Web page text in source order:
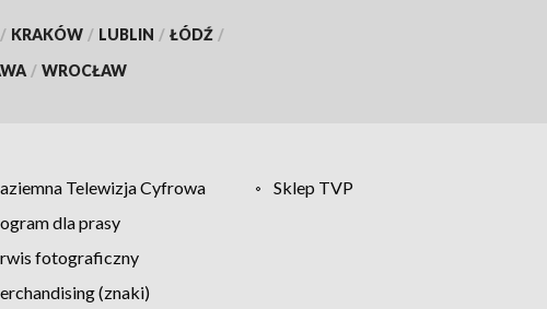
/ KRAKÓW / LUBLIN / ŁÓDŹ /
/ WROCŁAW
Telewizja Cyfrowa
Sklep TVP
dla prasy
fotograficzny
(znaki)